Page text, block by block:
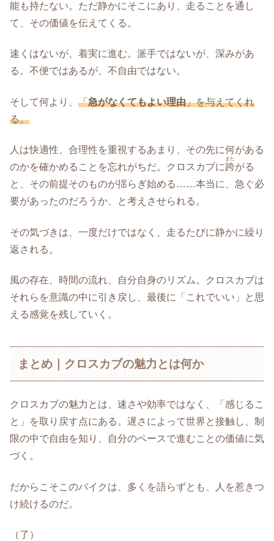
能も持たない。ただ静かにそこにあり、走ることを通し
て、その価値を伝えてくる。
速くはないが、着実に進む。派手ではないが、深みがあ
る。不便ではあるが、不自由ではない。
そして何より、 「急がなくてもよい理由」を与えてくれ
る。
人は快適性、合理性を重視するあまり、その先に何がある
のかを確かめることを忘れがちだ。クロスカブに跨
また
がる
と、その前提そのものが揺らぎ始める……本当に、急ぐ必
要があったのだろうか、と考えさせられる。
その気づきは、一度だけではなく、走るたびに静かに繰り
返される。
風の存在、時間の流れ、自分自身のリズム。クロスカブは
それらを意識の中に引き戻し、最後に「これでいい」と思
える感覚を残していく。
まとめ｜クロスカブの魅力とは何か
クロスカブの魅力とは、速さや効率ではなく、「感じるこ
と」を取り戻す点にある。遅さによって世界と接触し、制
限の中で自由を知り、自分のペースで進むことの価値に気
づく。
だからこそこのバイクは、多くを語らずとも、人を惹きつ
け続けるのだ。
（了）